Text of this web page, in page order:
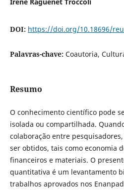
DOI: https://doi.org/10.18696/
Palavras-chave: Coautoria,
Resumo
O conhecimento científico pode
isolada ou compartilhada.
colaboração entre
ser obtidos, tais como economia
financeiros e materiais. O
quantitativa é um levantamento
trabalhos aprovados nos